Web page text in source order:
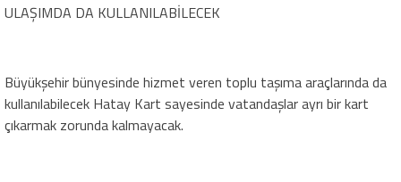
ULAŞIMDA DA KULLANILABİLECEK
Büyükşehir bünyesinde hizmet veren toplu taşıma araçlarında da
kullanılabilecek Hatay Kart sayesinde vatandaşlar ayrı bir kart
çıkarmak zorunda kalmayacak.